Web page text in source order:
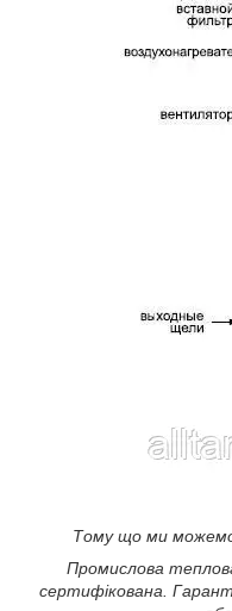
Тому що ми
Промислова
сертифікована.